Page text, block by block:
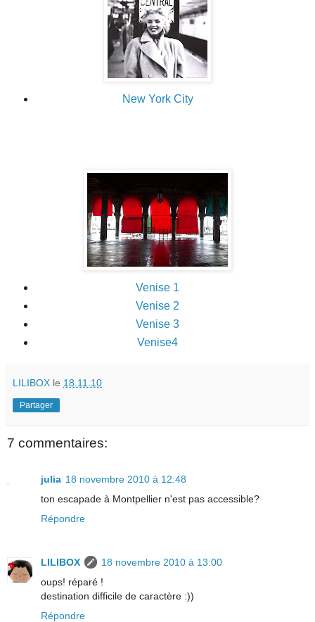
New York City
Venise 1
Venise 2
Venise 3
Venise4
LILIBOX le 18.11.10
Partager
7 commentaires:
julia 18 novembre 2010 à 12:48
ton escapade à Montpellier n'est pas accessible?
Répondre
LILIBOX
18 novembre 2010 à 13:00
oups! réparé !
destination difficile de caractère :))
Répondre